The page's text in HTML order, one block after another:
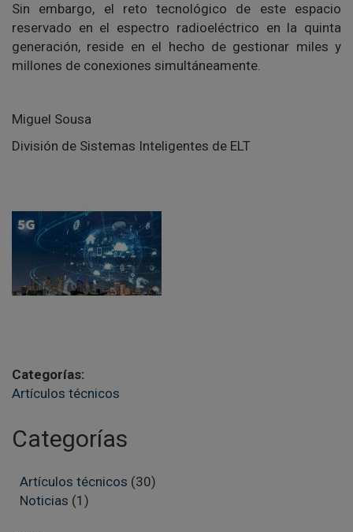
Sin embargo, el reto tecnológico de este espacio
reservado en el espectro radioeléctrico en la quinta
generación, reside en el hecho de gestionar miles y
millones de conexiones simultáneamente.
Miguel Sousa
División de Sistemas Inteligentes de ELT
Categorías:
Artículos técnicos
Categorías
Artículos técnicos (30)
Noticias (1 )